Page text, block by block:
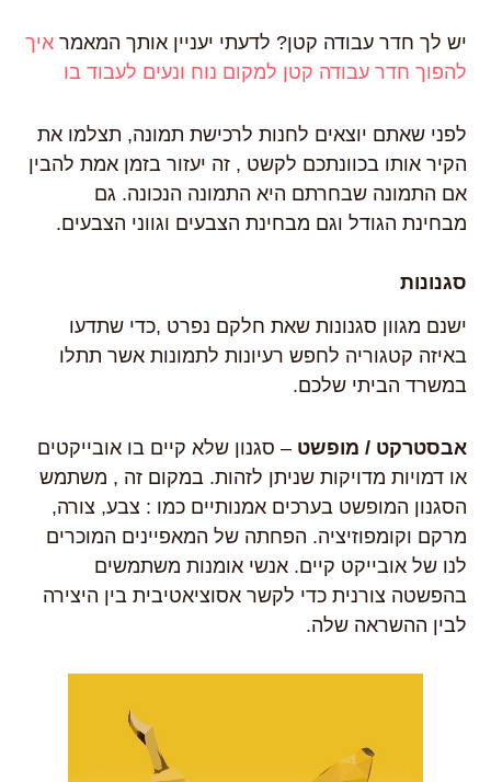
יש לך חדר עבודה קטן? לדעתי יעניין אותך המאמראיך
להפוך חדר עבודה קטן למקום נוח ונעים לעבוד בו
לפני שאתם יוצאים לחנות לרכישת תמונה, תצלמו את
הקיר אותו בכוונתכם לקשט , זה יעזור בזמן אמת להבין
אם התמונה שבחרתם היא התמונה הנכונה. גם
מבחינת הגודל וגם מבחינת הצבעים וגווני הצבעים.
סגנונות
ישנם מגוון סגנונות שאת חלקם נפרט ,כדי שתדעו
באיזה קטגוריה לחפש רעיונות לתמונות אשר תתלו
במשרד הביתי שלכם.
אבסטרקט / מופשט – סגנון שלא קיים בו אובייקטים
או דמויות מדויקות שניתן לזהות. במקום זה , משתמש
הסגנון המופשט בערכים אמנותיים כמו : צבע, צורה,
מרקם וקומפוזיציה. הפחתה של המאפיינים המוכרים
לנו של אובייקט קיים. אנשי אומנות משתמשים
בהפשטה צורנית כדי לקשר אסוציאטיבית בין היצירה
לבין ההשראה שלה.